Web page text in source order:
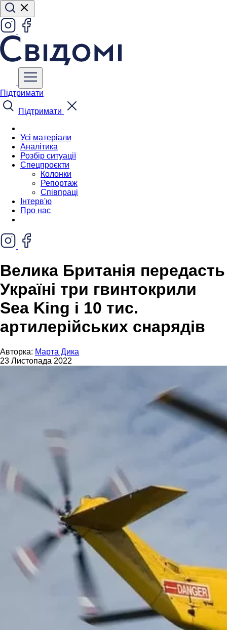
Підтримати
Підтримати
Усі матеріали
Аналітика
Розбір ситуації
Спецпроєкти
Колонки
Репортаж
Співпраці
Інтерв'ю
Про нас
Велика Британія передасть
Україні три гвинтокрили
Sea King і 10 тис.
артилерійських снарядів
Авторка: Марта Дика
23 Листопада 2022